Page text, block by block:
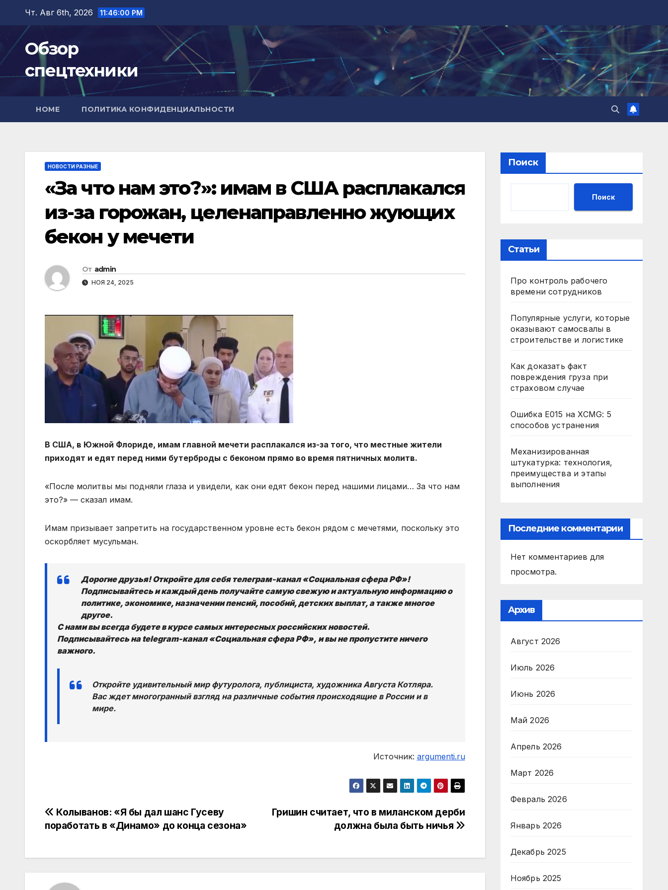
Перейти
содержимому
Чт. Авг 6th, 2026 11:46:01 PM
Обзор
спецтехники
HOME ПОЛИТИКА КОНФИДЕНЦИАЛЬНОСТИ
НОВОСТИ РАЗНЫЕ
«За что нам это?»: имам в США расплакался
из-за горожан, целенаправленно жующих
бекон у мечети
От admin
НОЯ 24, 2025
В США, в Южной Флориде, имам главной мечети расплакался из-за того, что местные жители
приходят и едят перед ними бутерброды с беконом прямо во время пятничных молитв.
«После молитвы мы подняли глаза и увидели, как они едят бекон перед нашими лицами… За что нам
это?» — сказал имам.
Имам призывает запретить на государственном уровне есть бекон рядом с мечетями, поскольку это
оскорбляет мусульман.
Дорогие друзья! Откройте для себя телеграм-канал «Социальная сфера РФ»!
Подписывайтесь и каждый день получайте самую свежую и актуальную информацию о
политике, экономике, назначении пенсий, пособий, детских выплат, а также многое
другое.
С нами вы всегда будете в курсе самых интересных российских новостей.
Подписывайтесь на telegram-канал «Социальная сфера РФ», и вы не пропустите ничего
важного.
Откройте удивительный мир футуролога, публициста, художника Августа Котляра.
Вас ждет многогранный взгляд на различные события происходящие в России и в
мире.
Источник: argumenti.ru
Навигация
по
записям
Гришин считает, что в миланском дерби
должна была быть ничья
Колыванов: «Я бы дал шанс Гусеву
поработать в «Динамо» до конца сезона»
Поиск
Поиск
Статьи
Про контроль рабочего
времени сотрудников
Популярные услуги, которые
оказывают самосвалы в
строительстве и логистике
Как доказать факт
повреждения груза при
страховом случае
Ошибка E015 на XCMG: 5
способов устранения
Механизированная
штукатурка: технология,
преимущества и этапы
выполнения
Последние комментарии
Нет комментариев для
просмотра.
Архив
Август 2026
Июль 2026
Июнь 2026
Май 2026
Апрель 2026
Март 2026
Февраль 2026
Январь 2026
Декабрь 2025
Ноябрь 2025